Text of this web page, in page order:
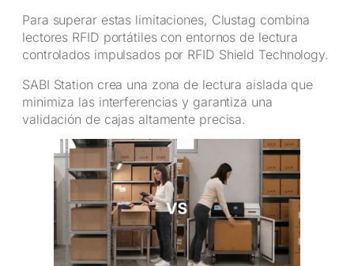
Para superar estas limitaciones, Clustag combina
lectores RFID portátiles con entornos de lectura
controlados impulsados por RFID Shield Technology.
SABI Station crea una zona de lectura aislada que
minimiza las interferencias y garantiza una
validación de cajas altamente precisa.